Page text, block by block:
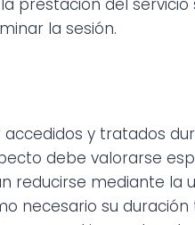
la sesión.
y tratados
debe valorarse
mediante la
necesario su